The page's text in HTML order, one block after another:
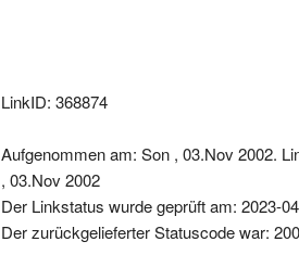
LinkID: 368874
Aufgenommen am: Son , 03.Nov 2002.
, 03.Nov 2002
Der Linkstatus wurde geprüft am: 2023-
Der zurückgelieferter Statuscode war: 200